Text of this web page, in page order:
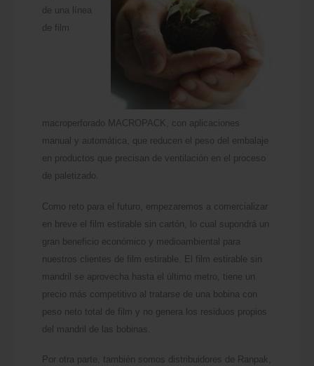
de una línea
de film
macroperforado MACROPACK, con aplicaciones
manual y automática, que reducen el peso del embalaje
en productos que precisan de ventilación en el proceso
de paletizado.
Como reto para el futuro, empezaremos a comercializar
en breve el film estirable sin cartón, lo cual supondrá un
gran beneficio económico y medioambiental para
nuestros clientes de film estirable. El film estirable sin
mandril se aprovecha hasta el último metro, tiene un
precio más competitivo al tratarse de una bobina con
peso neto total de film y no genera los residuos propios
del mandril de las bobinas.
Por otra parte, también somos distribuidores de Ranpak,